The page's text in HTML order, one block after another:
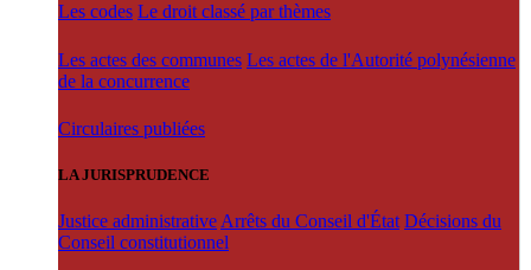
Les codes Le droit classé par thèmes
Les actes des communes Les actes de l'Autorité polynésienne
de la concurrence
Circulaires publiées
LA JURISPRUDENCE
Justice administrative Arrêts du Conseil d'État Décisions du
Conseil constitutionnel